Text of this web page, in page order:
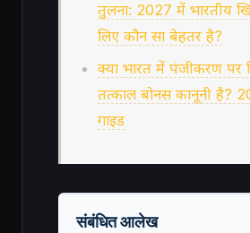
तुलना: 2027 में भारतीय
लिए कौन सा बेहतर है?
क्या भारत में पंजीकरण पर
तत्काल बोनस कानूनी है?
गाइड
संबंधित आलेख